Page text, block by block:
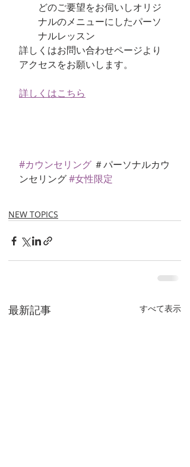
どのご要望をお伺いしオリジ
ナルのメニューにしたパーソ
ナルレッスン
詳しくはお問い合わせページより
アクセスをお願いします。
詳しくはこちら
#カウンセリング ＃パーソナルカウ
ンセリング #女性限定
NEW TOPICS
最新記事 すべて表示